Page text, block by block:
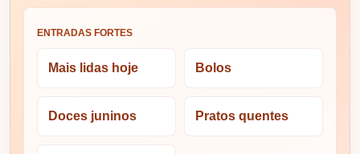
ENTRADAS FORTES
Mais lidas hoje Bolos
Doces juninos Pratos quentes